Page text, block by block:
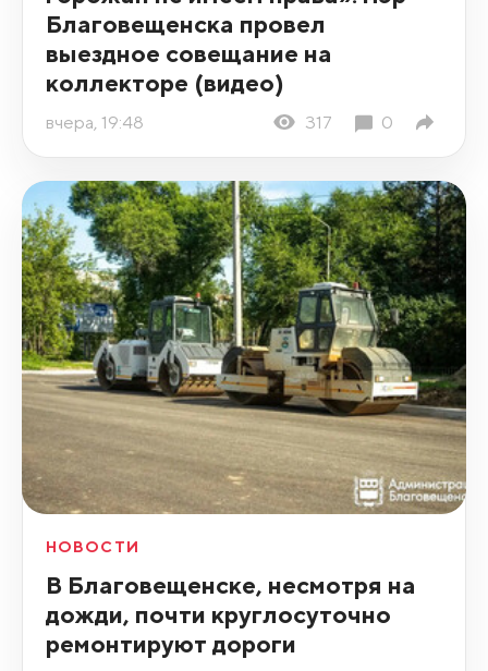
Благовещенска провел
выездное совещание на
коллекторе (видео)
вчера, 19:48 317 0
НОВОСТИ
В Благовещенске, несмотря на
дожди, почти круглосуточно
ремонтируют дороги